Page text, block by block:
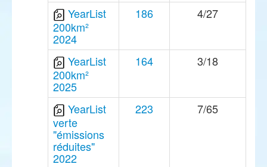
YearList
200km²
2024
186 4/27
YearList
200km²
2025
164 3/18
YearList
verte
"émissions
réduites"
2022
223 7/65